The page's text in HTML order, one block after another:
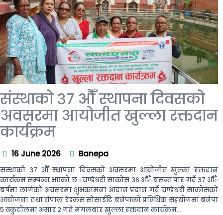
संस्थाको ३७ औँ स्थापना दिवसको
अवसरमा आयोजीत खुल्ला रक्तदान
कार्यक्रम
16 June 2026 Banepa
संस्थाको ३७ औँ स्थापना दिवसको अवसरमा आयोजीत खुल्ला रक्तदान
कार्यक्रम सम्पन्न भएको छ । चण्डेश्वरी साकोस ३६ आँै बसन्त पार गर्दै ३७ आँै
बर्षमा लागेको अवसरमा शुभकामना आदान प्रदान गर्दै चण्डेश्वरी साकोसको
आयोजना तथा नेपाल रेडक्रस सोसाईटि बनेपाको प्रविधिक सहयोगमा बनेपा
५ वकुटोलमा असार २ गते मंगलबार खुल्ला रक्तदान कार्यक्रम...